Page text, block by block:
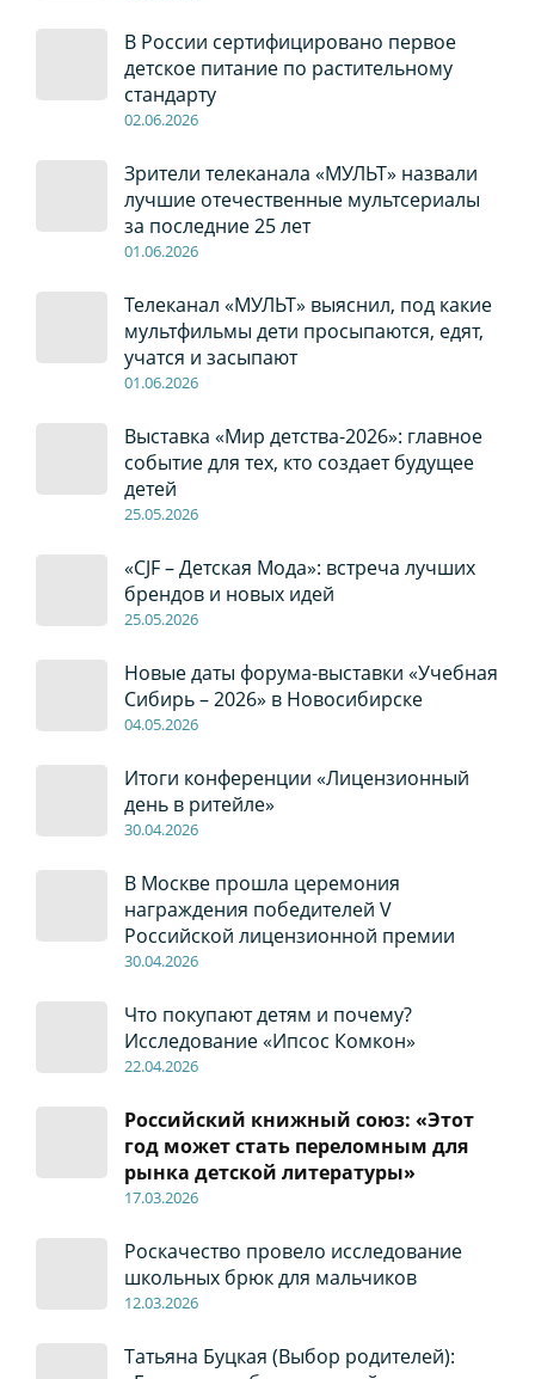
В России сертифицировано первое
детское питание по растительному
стандарту
02.06.2026
Зрители телеканала «МУЛЬТ» назвали
лучшие отечественные мультсериалы
за последние 25 лет
01.06.2026
Телеканал «МУЛЬТ» выяснил, под какие
мультфильмы дети просыпаются, едят,
учатся и засыпают
01.06.2026
Выставка «Мир детства-2026»: главное
событие для тех, кто создает будущее
детей
25.05.2026
«CJF – Детская Мода»: встреча лучших
брендов и новых идей
25.05.2026
Новые даты форума-выставки «Учебная
Сибирь – 2026» в Новосибирске
04.05.2026
Итоги конференции «Лицензионный
день в ритейле»
30.04.2026
В Москве прошла церемония
награждения победителей V
Российской лицензионной премии
30.04.2026
Что покупают детям и почему?
Исследование «Ипсос Комкон»
22.04.2026
Российский книжный союз: «Этот
год может стать переломным для
рынка детской литературы»
17.03.2026
Роскачество провело исследование
школьных брюк для мальчиков
12.03.2026
Татьяна Буцкая (Выбор родителей):